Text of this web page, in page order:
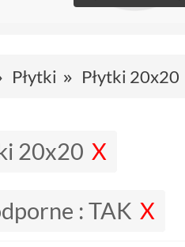
Płytki Płytki 20x20
20x20
: TAK